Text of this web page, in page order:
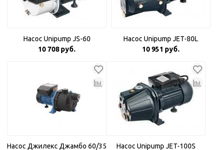
Насос Unipump JS-60
10 708 руб.
Насос Unipump JET-80L
10 951 руб.
Насос Джилекс Джамбо 60/35
Насос Unipump JET-100S